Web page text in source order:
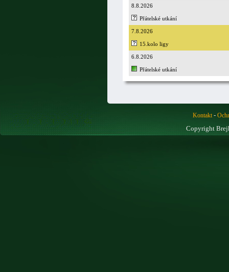
8.8.2026
Přátelské utkání
7.8.2026
15.kolo ligy
6.8.2026
Přátelské utkání
Kontakt-
Copyright